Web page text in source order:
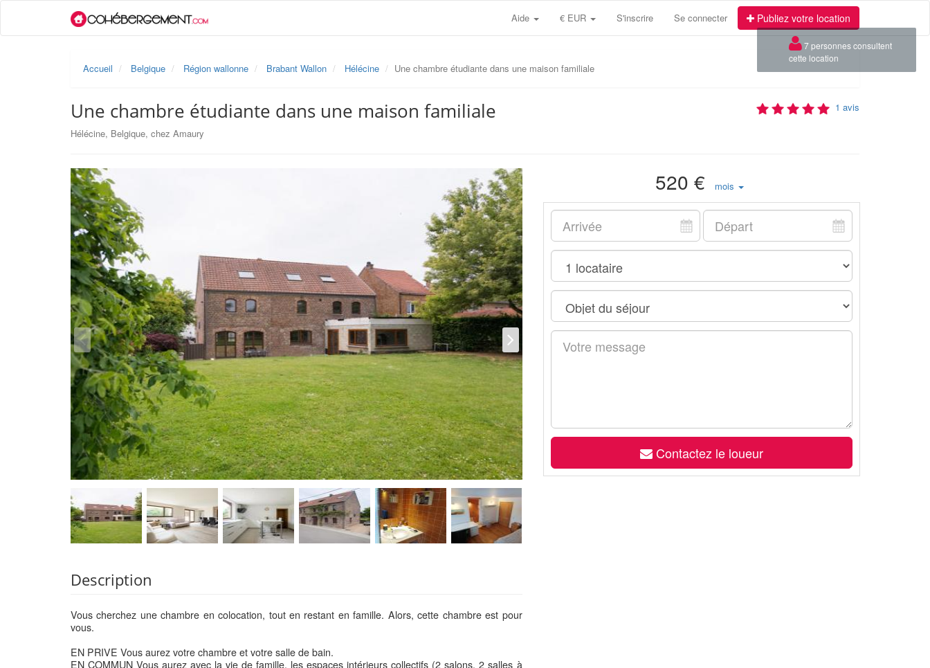
Aide € EUR S'inscrire Se connecter Publiez votre location
Accueil Belgique Région wallonne Brabant Wallon Hélécine Une chambre étudiante dans une maison familiale
Une chambre étudiante dans une maison familiale
Hélécine, Belgique, chez Amaury
1 avis
520 € mois
Contactez le loueur
Description
Vous cherchez une chambre en colocation, tout en restant en famille. Alors, cette chambre est pour
vous.
EN PRIVE Vous aurez votre chambre et votre salle de bain.
EN COMMUN Vous aurez avec la vie de famille, les espaces intérieurs collectifs (2 salons, 2 salles à